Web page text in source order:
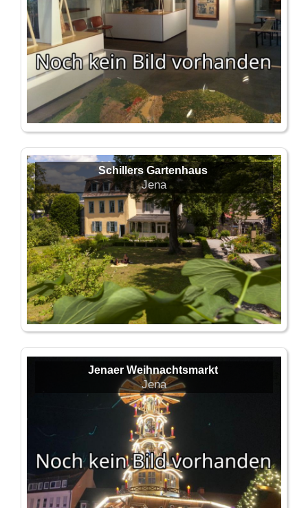
Schillers Gartenhaus
Jena
Jenaer Weihnachtsmarkt
Jena